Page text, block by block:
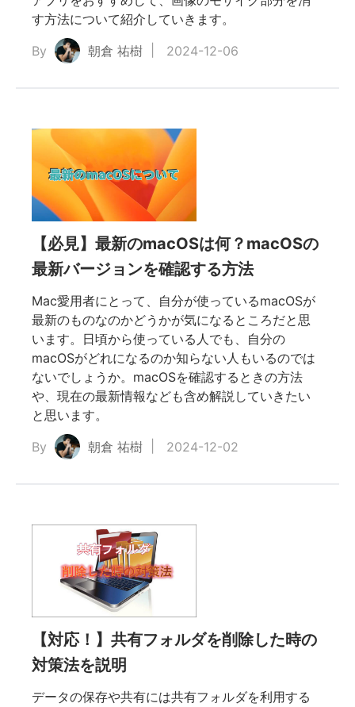
す方法について紹介していきます。
By
朝倉 祐樹 2024-12-06
【必見】最新のmacOSは何？macOSの
最新バージョンを確認する方法
Mac愛用者にとって、自分が使っているmacOSが
最新のものなのかどうかが気になるところだと思
います。日頃から使っている人でも、自分の
macOSがどれになるのか知らない人もいるのでは
ないでしょうか。macOSを確認するときの方法
や、現在の最新情報なども含め解説していきたい
と思います。
By
朝倉 祐樹 2024-12-02
【対応！】共有フォルダを削除した時の
対策法を説明
データの保存や共有には共有フォルダを利用する